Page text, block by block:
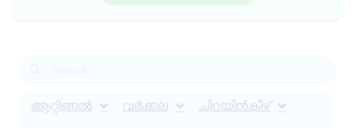
ആറ്റിങ്ങൽ വർക്കല ചിറയിൻകീഴ്